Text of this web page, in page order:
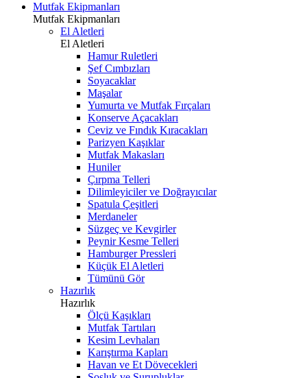
Mutfak Ekipmanları
Mutfak Ekipmanları
El Aletleri
El Aletleri
Hamur Ruletleri
Şef Cımbızları
Soyacaklar
Maşalar
Yumurta ve Mutfak Fırçaları
Konserve Açacakları
Ceviz ve Fındık Kıracakları
Parizyen Kaşıklar
Mutfak Makasları
Huniler
Çırpma Telleri
Dilimleyiciler ve Doğrayıcılar
Spatula Çeşitleri
Merdaneler
Süzgeç ve Kevgirler
Peynir Kesme Telleri
Hamburger Pressleri
Küçük El Aletleri
Tümünü Gör
Hazırlık
Hazırlık
Ölçü Kaşıkları
Mutfak Tartıları
Kesim Levhaları
Karıştırma Kapları
Havan ve Et Dövecekleri